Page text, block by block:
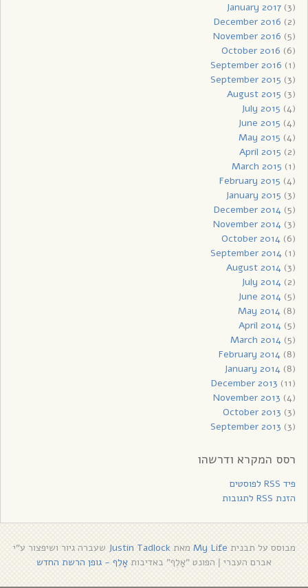
January 2017(3)
December 2016 (2)
November 2016 (5)
October 2016 (6)
September 2016 (1)
September 2015 (3)
August 2015 (3)
July 2015 (4)
June 2015 (4)
May 2015 (4)
April 2015 (2)
March 2015 (1)
February 2015 (4)
January 2015 (3)
December 2014(5)
November 2014(3)
October 2014(6)
September 2014(1)
August 2014(3)
July 2014(2)
June 2014(5)
May 2014(8)
April 2014(5)
March 2014(5)
February 2014(8)
January 2014(8)
December 2013 (11)
November 2013 (4)
October 2013 (3)
September 2013 (3)
רסס המקרא ודרשהו
פיד RSS לפוסטים
הזנת RSS לתגובות
מבוסס על תבניתMy LifeמאתJustin Tadlockשעברה גיור ושיפצור ע"י
אברם העברי|הפונט "אָלֶף" באדיבותאָלֶף - גופן הרשת החדש